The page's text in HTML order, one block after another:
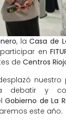
, laCasa de
en
deCentros
nuestro
debatir y
Gobierno de La
este año.